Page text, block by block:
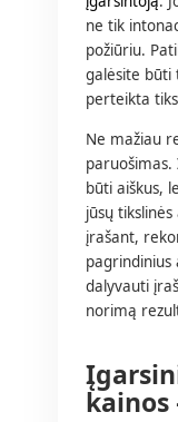
ne tik
požiūriu.
galėsite būti
perteikta
Ne mažiau
paruošimas.
būti aiškus,
jūsų
įrašant,
pagrindinius
dalyvauti
norimą
kainos